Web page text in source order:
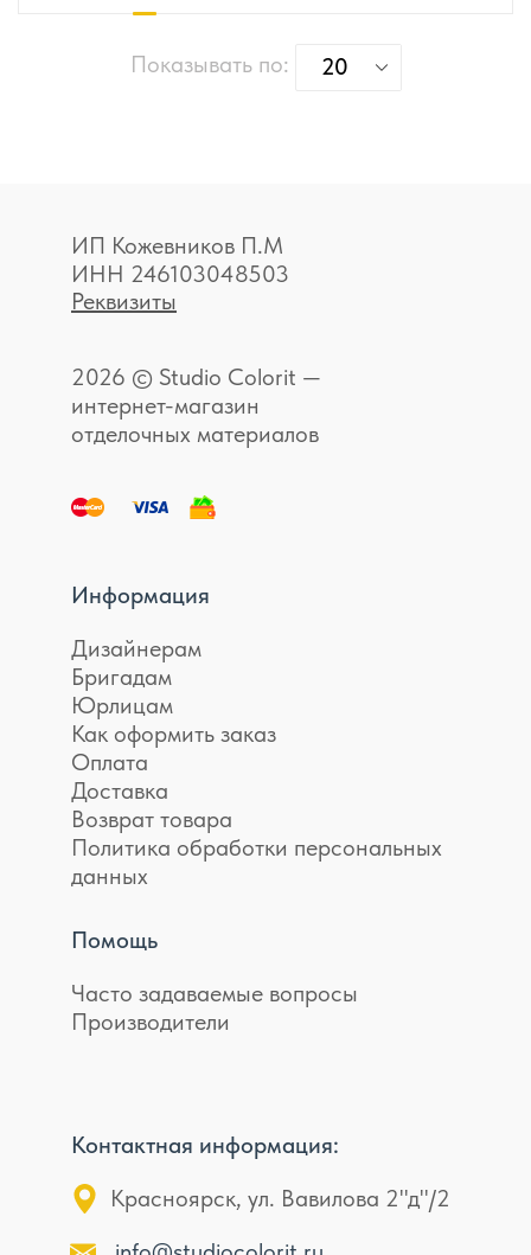
Показывать по: 20
ИП Кожевников П.М
ИНН 246103048503
Реквизиты
2026 © Studio Colorit —
интернет-магазин
отделочных материалов
Информация
Дизайнерам
Бригадам
Юрлицам
Как оформить заказ
Оплата
Доставка
Возврат товара
Политика обработки персональных
данных
Помощь
Часто задаваемые вопросы
Производители
Контактная информация:
Красноярск, ул. Вавилова 2"д"/2